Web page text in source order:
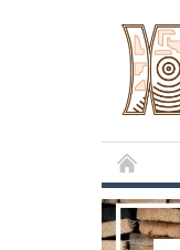
O NÁS